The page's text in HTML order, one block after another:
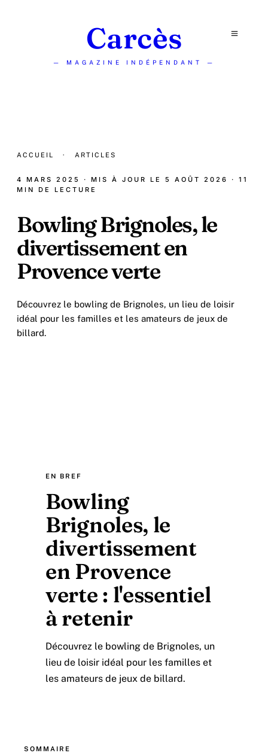
Carcès
— MAGAZINE INDÉPENDANT —
ACCUEIL · ARTICLES
4 MARS 2025 · MIS À JOUR LE 5 AOÛT 2026
· 11
MIN DE LECTURE
Bowling Brignoles, le
divertissement en
Provence verte
Découvrez le bowling de Brignoles, un lieu de loisir
idéal pour les familles et les amateurs de jeux de
billard.
EN BREF
Bowling
Brignoles, le
divertissement
en Provence
verte : l'essentiel
à retenir
Découvrez le bowling de Brignoles, un
lieu de loisir idéal pour les familles et
les amateurs de jeux de billard.
SOMMAIRE